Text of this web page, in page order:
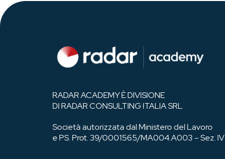
RADAR ACADEMY È DIVISIONE
DI RADAR CONSULTING ITALIA SRL
Società autorizzata dal Ministero del Lavoro
e PS. Prot. 39/0001565/MA004.A003 – Sez. IV